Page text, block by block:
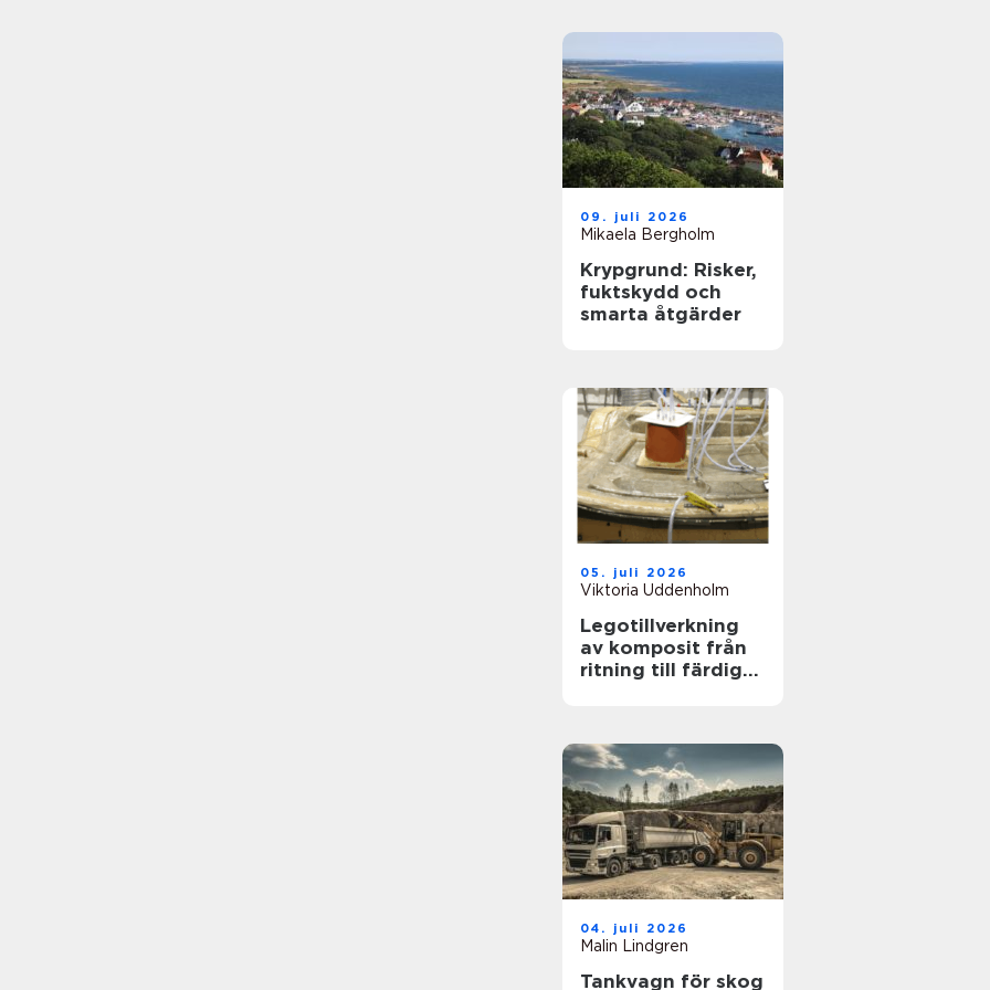
09. juli 2026
Mikaela Bergholm
Krypgrund: Risker,
fuktskydd och
smarta åtgärder
05. juli 2026
Viktoria Uddenholm
Legotillverkning
av komposit från
ritning till färdig
04. juli 2026
Malin Lindgren
Tankvagn för skog